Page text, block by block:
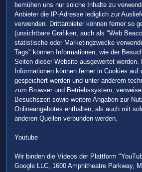
bemühen uns nur solche Inhalte zu
Anbieter die IP-Adresse lediglich zur
verwenden. Drittanbieter können ferner so
(unsichtbare Grafiken, auch als "Web
statistische oder Marketingzwecke
Tags" können Informationen, wie der
Seiten dieser Website ausgewertet werden.
Informationen können ferner in Cookies auf
gespeichert werden und unter anderem
zum Browser und Betriebssystem,
Besuchszeit sowie weitere Angaben zur
Onlineangebotes enthalten, als auch mit
anderen Quellen verbunden werden.
Youtube
Wir binden die Videos der Plattform
Google LLC, 1600 Amphitheatre Parkway,